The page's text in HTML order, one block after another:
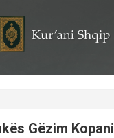
Gëzim Kopani